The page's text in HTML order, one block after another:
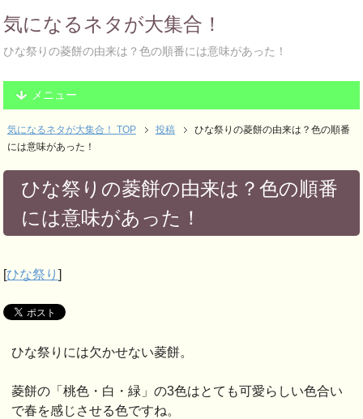
気になるネタが大集合！
ひな祭りの菱餅の由来は？色の順番には意味があった！
メニュー
気になるネタが大集合！ TOP 投稿
ひな祭りの菱餅の由来は？色の順番
には意味があった！
ひな祭りの菱餅の由来は？色の順番
には意味があった！
[ひな祭り]
ひな祭りには欠かせない菱餅。
菱餅の「桃色・白・緑」の3色はとても可愛らしい色合い
で春を感じさせる色ですね。